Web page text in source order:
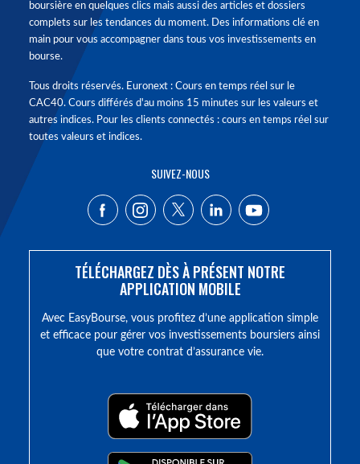
boursière en quelques clics mais aussi des articles et dossiers
complets sur les tendances du moment. Des informations clé en
main pour vous accompagner dans tous vos investissements en
bourse.
Tous droits réservés. Euronext : Cours en temps réel sur le
CAC40. Cours différés d'au moins 15 minutes sur les valeurs et
autres indices. Pour les clients connectés : cours en temps réel sur
toutes valeurs et indices.
SUIVEZ-NOUS
TÉLÉCHARGEZ DÈS À PRÉSENT NOTRE
APPLICATION MOBILE
Avec EasyBourse, vous profitez d’une application simple
et efficace pour gérer vos investissements boursiers ainsi
que votre contrat d’assurance vie.